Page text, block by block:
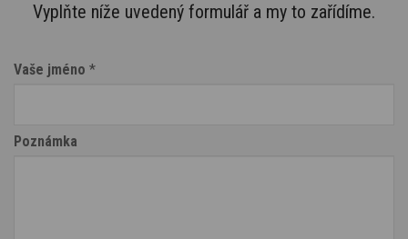
Vyplňte níže uvedený formulář a my to zařídíme.
Vaše jméno *
Poznámka